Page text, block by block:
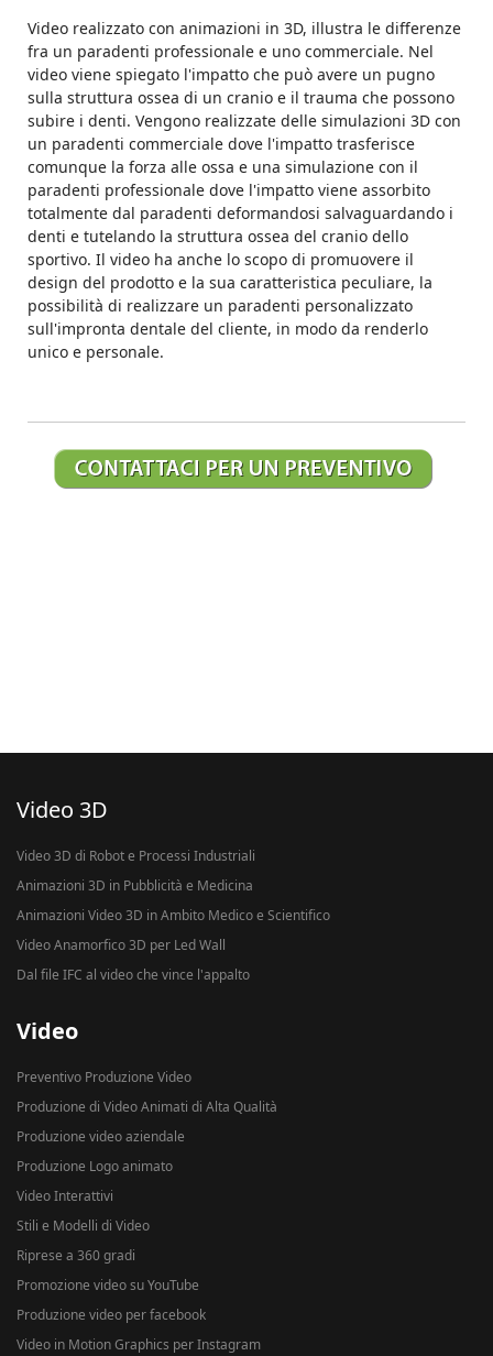
Video realizzato con animazioni in 3D, illustra le differenze
fra un paradenti professionale e uno commerciale. Nel
video viene spiegato l'impatto che può avere un pugno
sulla struttura ossea di un cranio e il trauma che possono
subire i denti. Vengono realizzate delle simulazioni 3D con
un paradenti commerciale dove l'impatto trasferisce
comunque la forza alle ossa e una simulazione con il
paradenti professionale dove l'impatto viene assorbito
totalmente dal paradenti deformandosi salvaguardando i
denti e tutelando la struttura ossea del cranio dello
sportivo. Il video ha anche lo scopo di promuovere il
design del prodotto e la sua caratteristica peculiare, la
possibilità di realizzare un paradenti personalizzato
sull'impronta dentale del cliente, in modo da renderlo
unico e personale.
Video 3D
Video 3D di Robot e Processi Industriali
Animazioni 3D in Pubblicità e Medicina
Animazioni Video 3D in Ambito Medico e Scientifico
Video Anamorfico 3D per Led Wall
Dal file IFC al video che vince l'appalto
Video
Preventivo Produzione Video
Produzione di Video Animati di Alta Qualità
Produzione video aziendale
Produzione Logo animato
Video Interattivi
Stili e Modelli di Video
Riprese a 360 gradi
Promozione video su YouTube
Produzione video per facebook
Video in Motion Graphics per Instagram